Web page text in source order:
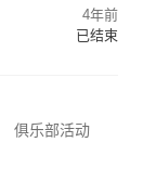
4年前
已结束
俱乐部活动